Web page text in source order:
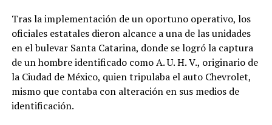
Tras la implementación de un oportuno operativo, los
oficiales estatales dieron alcance a una de las unidades
en el bulevar Santa Catarina, donde se logró la captura
de un hombre identificado como A. U. H. V., originario de
la Ciudad de México, quien tripulaba el auto Chevrolet,
mismo que contaba con alteración en sus medios de
identificación.